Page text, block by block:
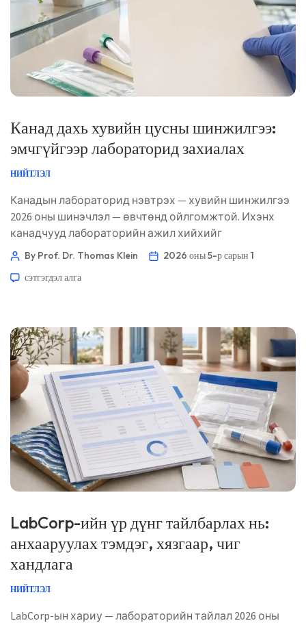
Канад дахь хувийн цусны шинжилгээ:
эмчгүйгээр лабораторид захиалах
НИЙТЛЭЛ
Канадын лабораторид нэвтрэх — хувийн шинжилгээ
2026 оны шинэчлэл — өвчтөнд ойлгомжтой. Ихэнх
канадчууд лабораторийн ажил хийхийг
зөвшөөрүүлэхийн тулд лицензтэй эмч/мэргэжилтэн
гэр бүлийн эмч байх албагүй. Аймаг/муж бүрээр нь
Эмнэлзүйн хувьд хянасан: […]
By Prof. Dr. Thomas Klein
2026 оны 5-р сарын 1
сэтгэгдэл алга
LabCorp-ийн үр дүнг тайлбарлах нь:
анхааруулах тэмдэг, хязгаар, чиг
хандлага
НИЙТЛЭЛ
LabCorp-ын хариу — лабораторийн тайлал 2026 оны